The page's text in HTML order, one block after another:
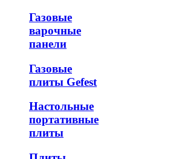
Газовые
варочные
панели
Газовые
плиты Gefest
Настольные
портативные
плиты